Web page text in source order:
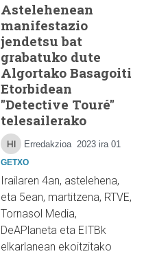
Astelehenean
manifestazio
jendetsu bat
grabatuko dute
Algortako Basagoiti
Etorbidean
"Detective Touré"
telesailerako
Erredakzioa 2023 ira 01
GETXO
Irailaren 4an, astelehena,
eta 5ean, martitzena, RTVE,
Tornasol Media,
DeAPlaneta eta EITBk
elkarlanean ekoitzitako